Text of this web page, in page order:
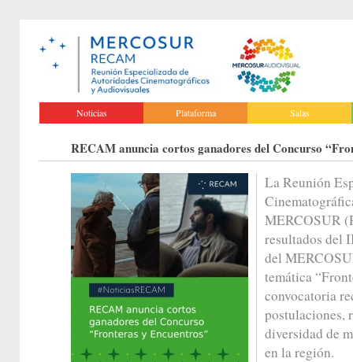
Noticias Plataforma Salas
RECAM anuncia cortos ganadores del Concurso
La Reunión
MERCOSUR
resultados del
del
temática
convocatoria
postulaciones,
diversidad de
en la región.